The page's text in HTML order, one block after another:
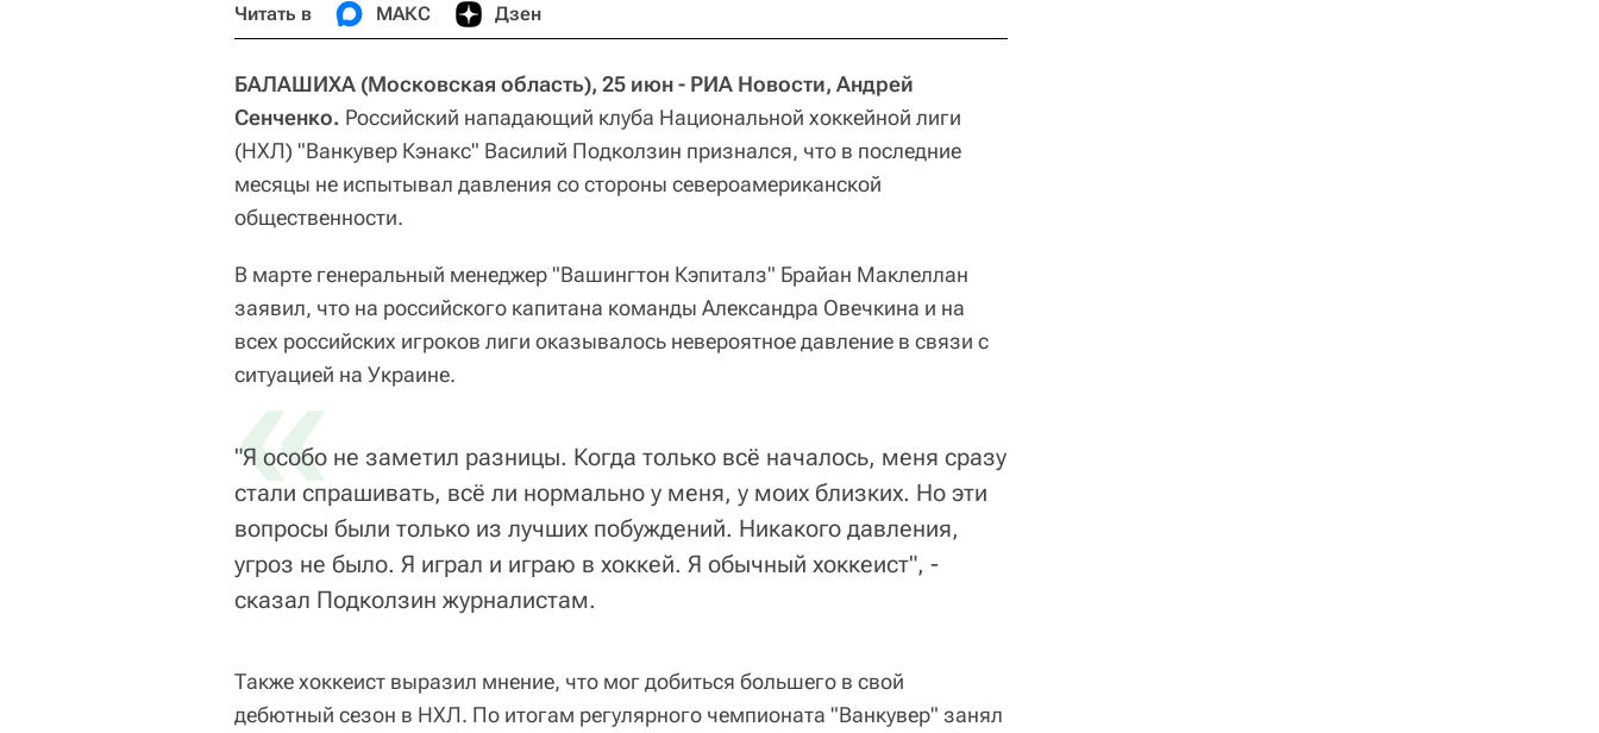
Читать в МАКС Дзен
БАЛАШИХА (Московская область), 25 июн - РИА Новости, Андрей
Сенченко. Российский нападающий клуба Национальной хоккейной лиги
(НХЛ) "Ванкувер Кэнакс" Василий Подколзин признался, что в последние
месяцы не испытывал давления со стороны североамериканской
общественности.
В марте генеральный менеджер "Вашингтон Кэпиталз" Брайан Маклеллан
заявил, что на российского капитана команды Александра Овечкина и на
всех российских игроков лиги оказывалось невероятное давление в связи с
ситуацией на Украине.
«
"Я особо не заметил разницы. Когда только всё началось, меня сразу
стали спрашивать, всё ли нормально у меня, у моих близких. Но эти
вопросы были только из лучших побуждений. Никакого давления,
угроз не было. Я играл и играю в хоккей. Я обычный хоккеист", -
сказал Подколзин журналистам.
Также хоккеист выразил мнение, что мог добиться большего в свой
дебютный сезон в НХЛ. По итогам регулярного чемпионата "Ванкувер" занял